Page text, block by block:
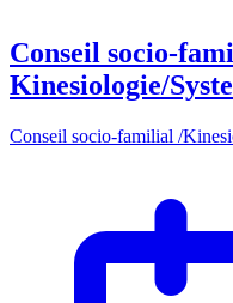
Conseil socio-
Kinesiologie/
Conseil socio-familial /